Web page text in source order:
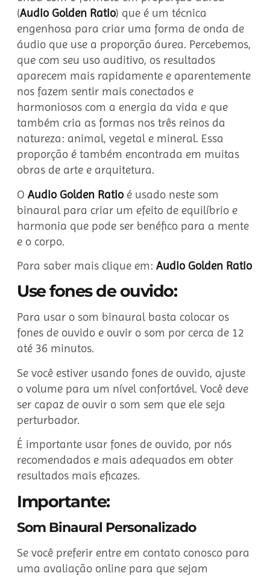
(Audio Golden Ratio) que é um técnica
engenhosa para criar uma forma de onda de
áudio que use a proporção áurea. Percebemos,
que com seu uso auditivo, os resultados
aparecem mais rapidamente e aparentemente
nos fazem sentir mais conectados e
harmoniosos com a energia da vida e que
também cria as formas nos três reinos da
natureza: animal, vegetal e mineral. Essa
proporção é também encontrada em muitas
obras de arte e arquitetura.
O Audio Golden Ratio é usado neste som
binaural para criar um efeito de equilíbrio e
harmonia que pode ser benéfico para a mente
e o corpo.
Para saber mais clique em: Audio Golden Ratio
Use fones de ouvido:
Para usar o som binaural basta colocar os
fones de ouvido e ouvir o som por cerca de 12
até 36 minutos.
Se você estiver usando fones de ouvido, ajuste
o volume para um nível confortável. Você deve
ser capaz de ouvir o som sem que ele seja
perturbador.
É importante usar fones de ouvido, por nós
recomendados e mais adequados em obter
resultados mais eficazes.
Importante:
Som Binaural Personalizado
Se você preferir entre em contato conosco para
uma avaliação online para que sejam